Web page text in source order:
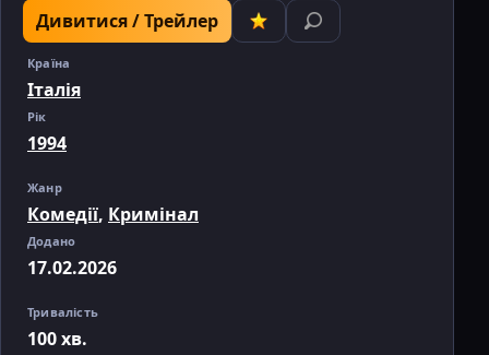
Дивитися / Трейлер
Країна
Італія
Рік
1994
Жанр
Комедії, Кримінал
Додано
17.02.2026
Тривалість
100 хв.